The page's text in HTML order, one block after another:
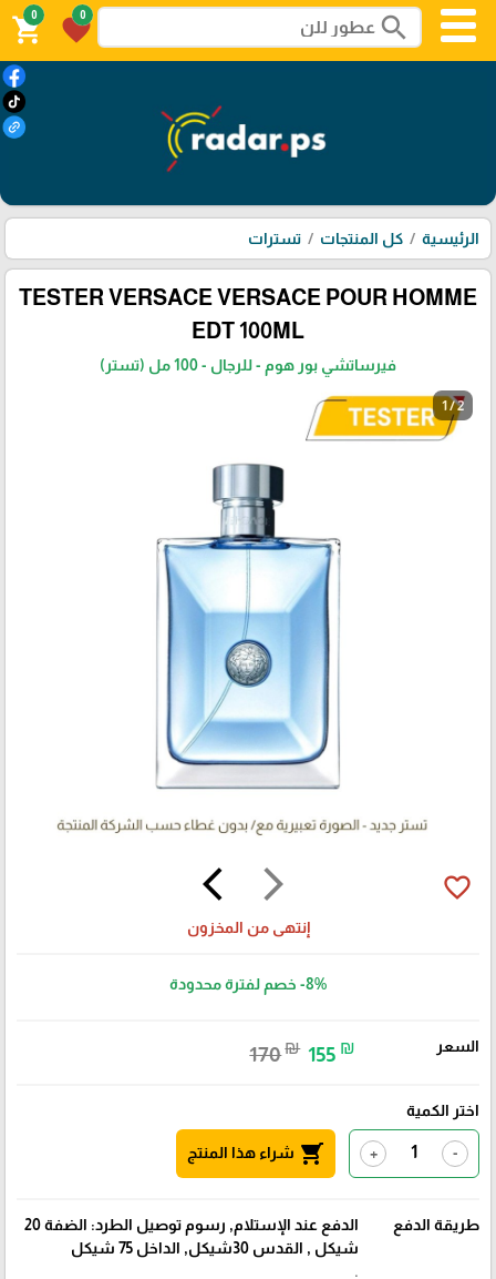
search
0
favorite
0
shopping_cart
الرئيسية كل المنتجات تسترات
TESTER VERSACE VERSACE POUR HOMME
EDT 100ML
فيرساتشي بور هوم - للرجال - 100 مل (تستر)
1 / 2
arrow_forward_ios
arrow_back_ios favorite_border
إنتهى من المخزون
-8% خصم لفترة محدودة
السعر 170₪ 155 ₪
اختر الكمية
-
+
shopping_cart شراء هذا المنتج
طريقة الدفع
الدفع عند الإستلام, رسوم توصيل الطرد: الضفة 20
شيكل , القدس 30شيكل, الداخل 75 شيكل
.